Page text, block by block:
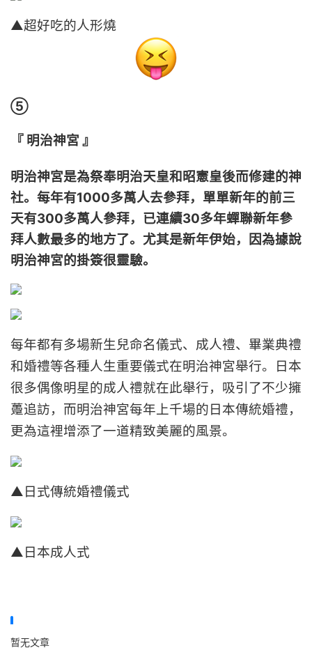
▲超好吃的人形燒
⑤
『 明治神宮 』
明治神宮是為祭奉明治天皇和昭憲皇後而修建的神
社。每年有1000多萬人去參拜，單單新年的前三
天有300多萬人參拜，已連續30多年蟬聯新年參
拜人數最多的地方了。尤其是新年伊始，因為據說
明治神宮的掛簽很靈驗。
每年都有多場新生兒命名儀式、成人禮、畢業典禮
和婚禮等各種人生重要儀式在明治神宮舉行。日本
很多偶像明星的成人禮就在此舉行，吸引了不少擁
躉追訪，而明治神宮每年上千場的日本傳統婚禮，
更為這裡增添了一道精致美麗的風景。
▲日式傳統婚禮儀式
▲日本成人式
暂无文章